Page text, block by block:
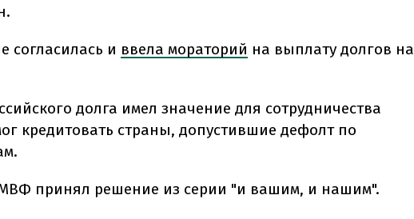
согласилась и ввела мораторий на выплату долгов на
долга имел значение для сотрудничества
кредитовать страны, допустившие дефолт по
принял решение из серии "и вашим, и нашим".